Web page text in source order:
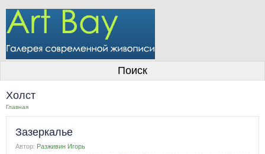
Информация для покупателей
Размещение работ
Контакты
Поиск
Холст
Главная
Зазеркалье
Автор: Разживин Игорь